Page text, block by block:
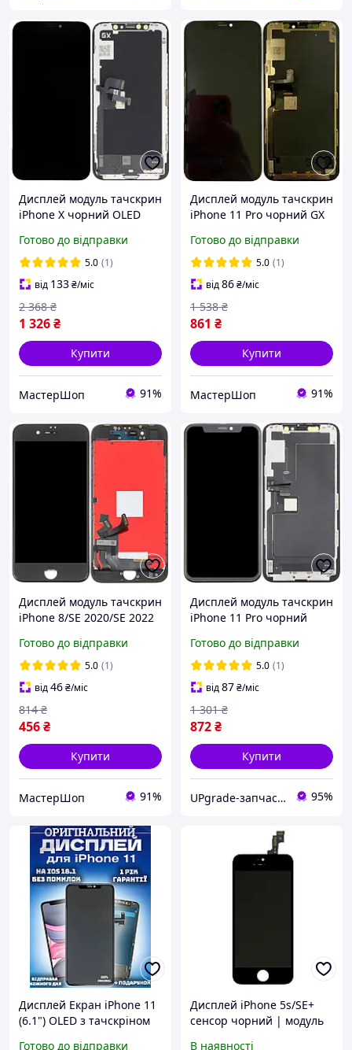
Дисплей модуль тачскрин
iPhone X чорний OLED
Готово до відправки
5.0 (1)
від 133₴/міс
1 326₴
2 368 ₴
Купити
МастерШоп 91%
Дисплей модуль тачскрин
iPhone 11 Pro чорний GX
Готово до відправки
5.0 (1)
від86₴/міс
861 ₴
1 538 ₴
Купити
МастерШоп 91%
Дисплей модуль тачскрин
iPhone 8/SE 2020/SE 2022
Готово до відправки
5.0 (1)
від46₴/міс
456₴
814 ₴
Купити
МастерШоп 91%
Дисплей модуль тачскрин
iPhone 11 Pro чорний
Готово до відправки
5.0 (1)
від87₴/міс
872₴
1 301 ₴
Купити
UPgrade-запчастини для мобільних телефонів та планшетів 95%
Дисплей Екран iPhone 11
(6.1") OLED з тачскріном
Готово до відправки
Дисплей iPhone 5s/SE+
сенсор чорний | модуль
В наявності